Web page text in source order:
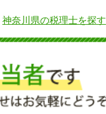
神奈川県の税理士を探す